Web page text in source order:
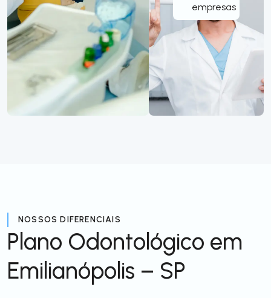
empresas
NOSSOS DIFERENCIAIS
Plano Odontológico em
Emilianópolis – SP